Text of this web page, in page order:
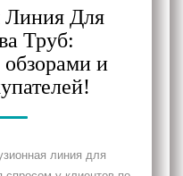
Линия Для
Труб:
обзорами и
линия для